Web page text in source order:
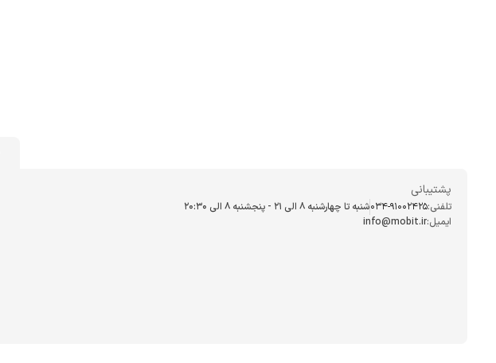
پشتیبانی
تلفنی:034-91002425شنبه تا چهارشنبه ۸ الی ۲۱ - پنجشنبه 8 الی ۲۰:۳۰
ایمیل:info@mobit.ir